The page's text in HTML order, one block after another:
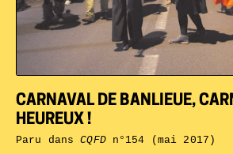
CARNAVAL DE BANLIEUE,
HEUREUX !
Paru dansCQFDn°154 (mai 2017)